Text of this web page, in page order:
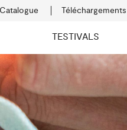
Catalogue Téléchargements
TESTIVALS